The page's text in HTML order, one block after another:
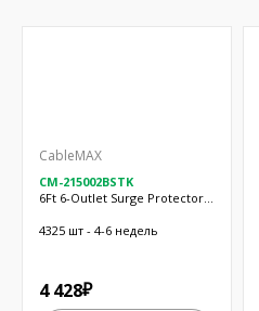
CableMAX
CM-215002BSTK
6Ft 6-Outlet Surge Protector
4325 шт - 4-6 недель
4 428₽